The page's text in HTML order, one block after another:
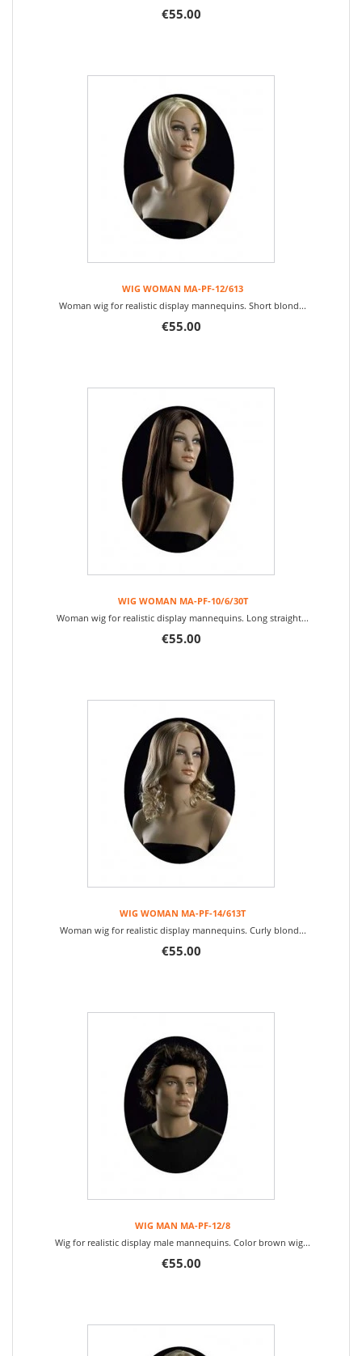
€55.00
WIG WOMAN MA-PF-12/613
Woman wig for realistic display mannequins. Short blond...
€55.00
WIG WOMAN MA-PF-10/6/30T
Woman wig for realistic display mannequins. Long straight...
€55.00
WIG WOMAN MA-PF-14/613T
Woman wig for realistic display mannequins. Curly blond...
€55.00
WIG MAN MA-PF-12/8
Wig for realistic display male mannequins. Color brown wig...
€55.00